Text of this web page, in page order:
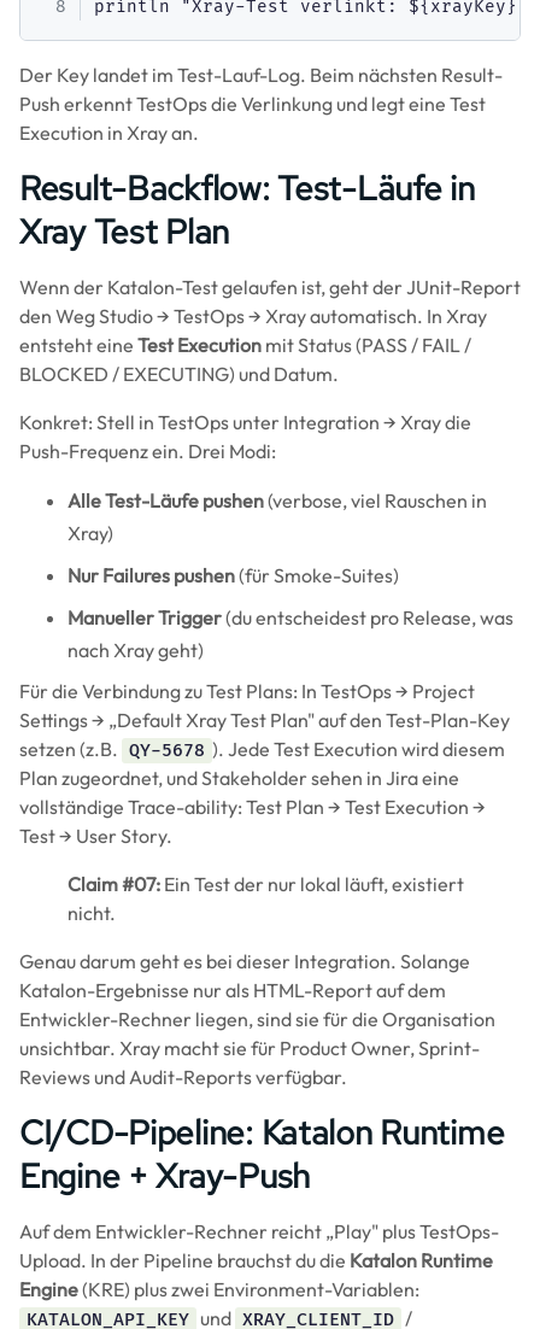
Der Key landet im Test-Lauf-Log. Beim nächsten Result-
Push erkennt TestOps die Verlinkung und legt eine Test
Execution in Xray an.
Result-Backflow: Test-Läufe in
Xray Test Plan
Wenn der Katalon-Test gelaufen ist, geht der JUnit-Report
den Weg Studio → TestOps → Xray automatisch. In Xray
entsteht eine Test Execution mit Status (PASS / FAIL /
BLOCKED / EXECUTING) und Datum.
Konkret: Stell in TestOps unter Integration → Xray die
Push-Frequenz ein. Drei Modi:
Alle Test-Läufe pushen(verbose, viel Rauschen in
Xray)
Nur Failures pushen(für Smoke-Suites)
Manueller Trigger(du entscheidest pro Release, was
nach Xray geht)
Für die Verbindung zu Test Plans: In TestOps → Project
Settings → „Default Xray Test Plan" auf den Test-Plan-Key
setzen (z.B. QY-5678 ). Jede Test Execution wird diesem
Plan zugeordnet, und Stakeholder sehen in Jira eine
vollständige Trace-ability: Test Plan → Test Execution →
Test → User Story.
Claim #07: Ein Test der nur lokal läuft, existiert
nicht.
Genau darum geht es bei dieser Integration. Solange
Katalon-Ergebnisse nur als HTML-Report auf dem
Entwickler-Rechner liegen, sind sie für die Organisation
unsichtbar. Xray macht sie für Product Owner, Sprint-
Reviews und Audit-Reports verfügbar.
CI/CD-Pipeline: Katalon Runtime
Engine + Xray-Push
Auf dem Entwickler-Rechner reicht „Play" plus TestOps-
Upload. In der Pipeline brauchst du die Katalon Runtime
Engine(KRE) plus zwei Environment-Variablen:
KATALON_API_KEY und XRAY_CLIENT_ID /